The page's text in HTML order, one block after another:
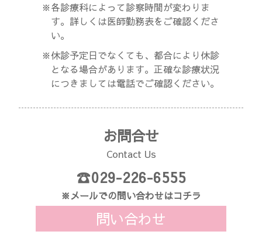
※各診療科によって診察時間が変わりま
す。詳しくは医師勤務表をご確認くださ
い。
※休診予定日でなくても、都合により休診
となる場合があります。正確な診療状況
につきましては電話でご確認ください。
お問合せ
Contact Us
☎029-226-6555
※メールでの問い合わせはコチラ
問い合わせ